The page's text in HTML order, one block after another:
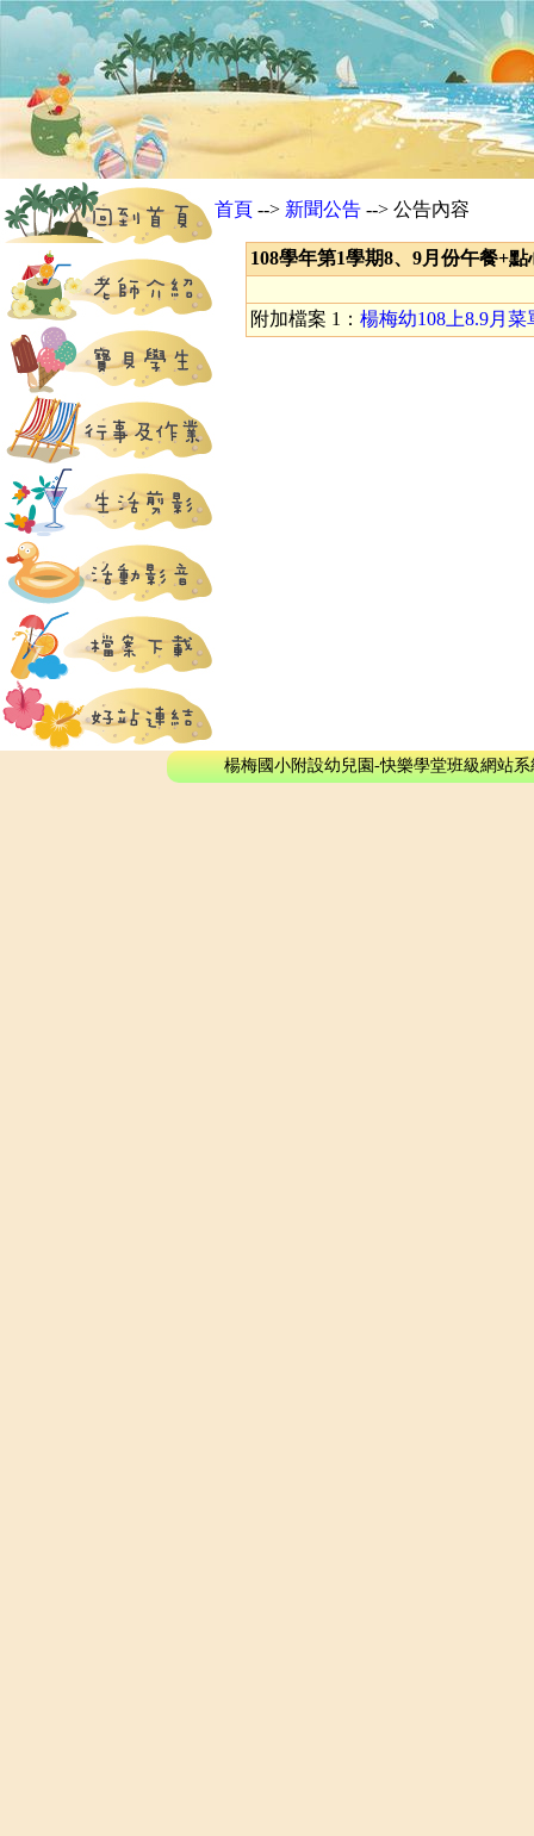
首頁 --> 新聞公告 --> 公告內容
108學年第1學期8、9月份午餐+
附加檔案 1： 楊梅幼108上8.9月菜
楊梅國小附設幼兒園-快樂學堂班級網站